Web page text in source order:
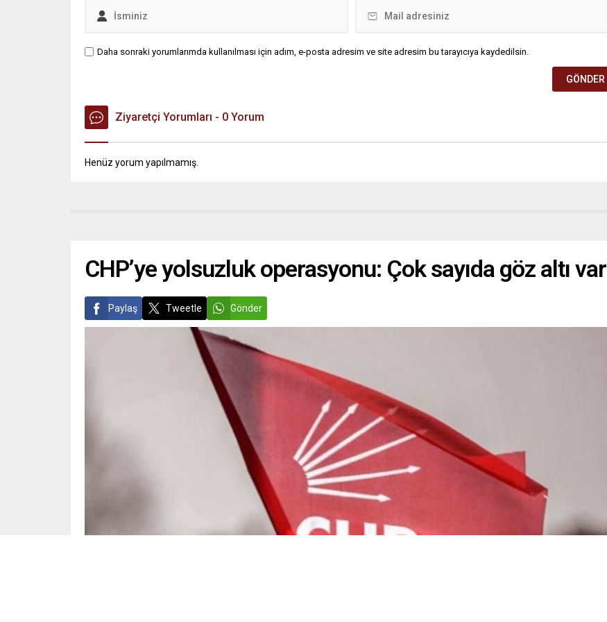
Daha sonraki yorumlarımda kullanılması için adım, e-posta adresim ve site adresim bu tarayıcıya kaydedilsin.
Ziyaretçi Yorumları - 0 Yorum
Henüz yorum yapılmamış.
CHP’ye yolsuzluk operasyonu: Çok sayıda göz altı var
Paylaş Tweetle Gönder